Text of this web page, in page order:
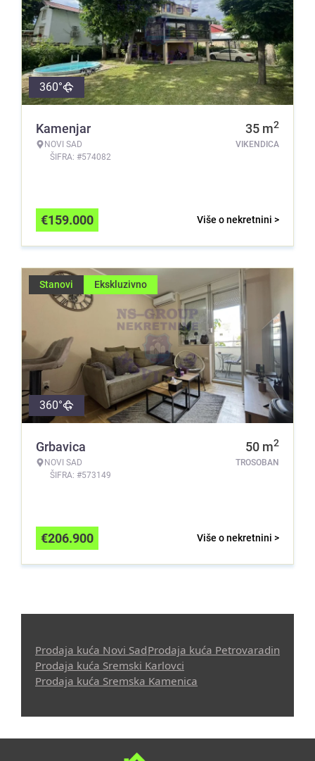
360°
Kamenjar
NOVI SAD
ŠIFRA: #574082
35 m2
VIKENDICA
Više o nekretnini >
€159.000
Stanovi Ekskluzivno
360°
Grbavica
NOVI SAD
ŠIFRA: #573149
50 m2
TROSOBAN
Više o nekretnini >
€206.900
Prodaja kuća Novi SadProdaja kuća Petrovaradin
Prodaja kuća Sremski Karlovci
Prodaja kuća Sremska Kamenica